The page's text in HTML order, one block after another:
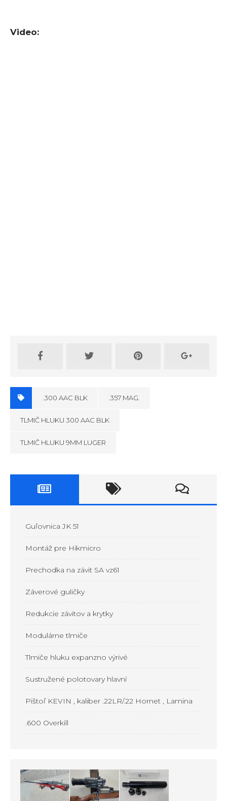
Video:
.300 AAC BLK .357 MAG.
TLMIČ HLUKU 300 AAC BLK
TLMIČ HLUKU 9MM LUGER
Guľovnica JK 51
Montáž pre Hikmicro
Prechodka na závit SA vz61
Záverové guličky
Redukcie závitov a krytky
Modulárne tlmiče
Tlmiče hluku expanzno výrivé
Sustružené polotovary hlavní
Pištoľ KEVIN , kaliber .22LR/.22 Hornet , Lamina
.600 Overkill